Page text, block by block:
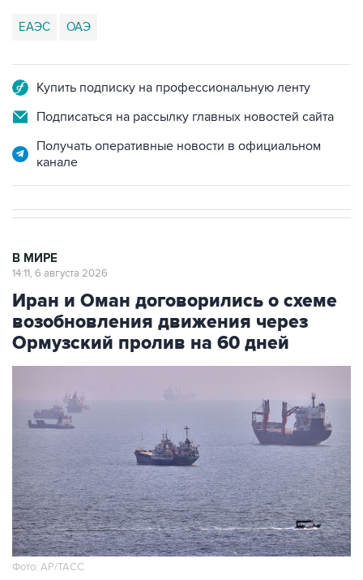
ЕАЭС ОАЭ
Купить подписку на профессиональную ленту
Подписаться на рассылку главных новостей сайта
Получать оперативные новости в официальном
канале
В МИРЕ
14:11, 6 августа 2026
Иран и Оман договорились о схеме
возобновления движения через
Ормузский пролив на 60 дней
Фото: AP/ТАСС